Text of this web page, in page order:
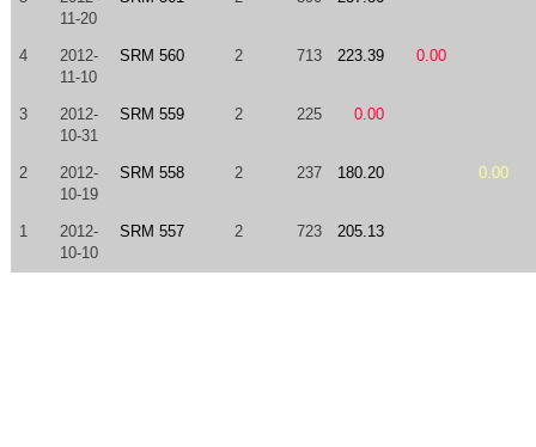
11-20
4
2012-
11-10
SRM 560 2 713 223.39 0.00
3
2012-
10-31
SRM 559 2 225 0.00
2
2012-
10-19
SRM 558 2 237 180.20 0.00
1
2012-
10-10
SRM 557 2 723 205.13